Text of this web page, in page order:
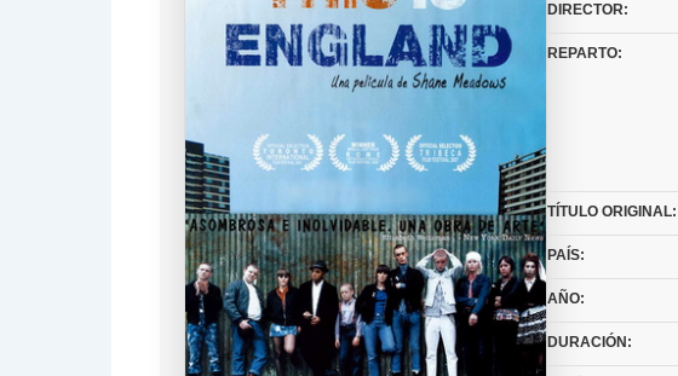
DIRECTOR:
REPARTO:
TÍTULO ORIGINAL:
PAÍS:
AÑO:
DURACIÓN: